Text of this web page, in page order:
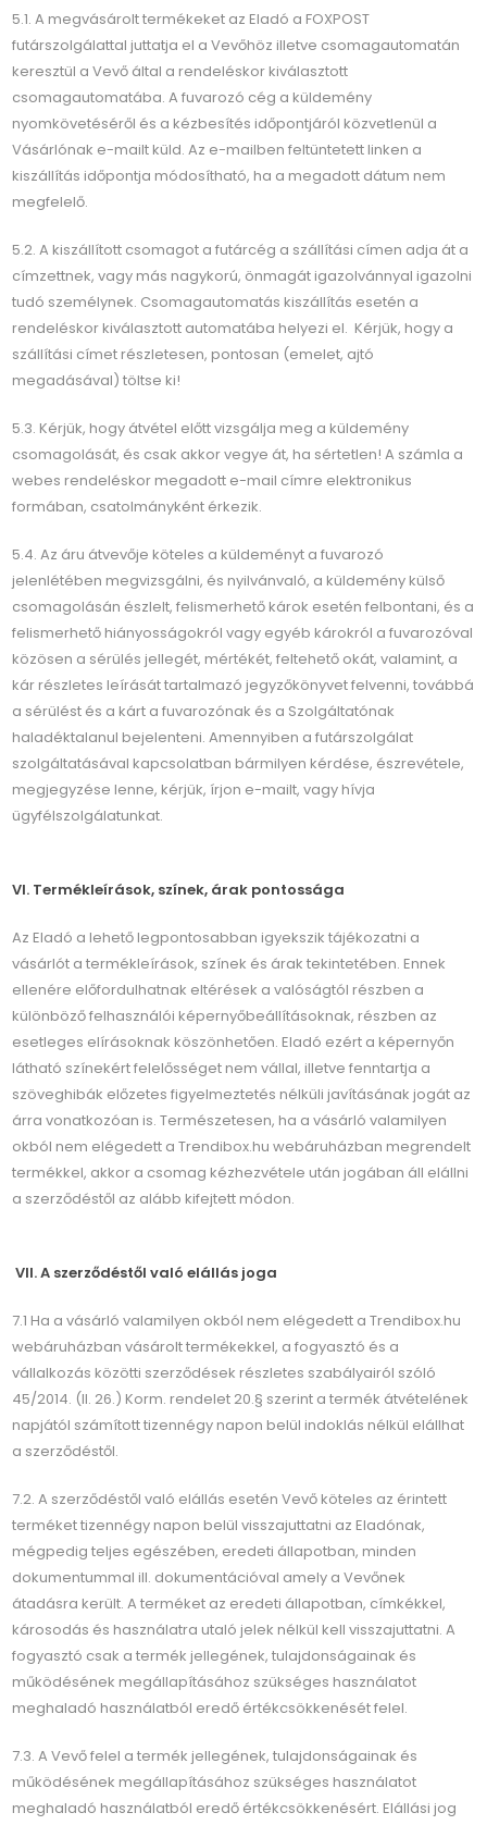
5.1. A megvásárolt termékeket az Eladó a FOXPOST
futárszolgálattal juttatja el a Vevőhöz illetve csomagautomatán
keresztül a Vevő által a rendeléskor kiválasztott
csomagautomatába. A fuvarozó cég a küldemény
nyomkövetéséről és a kézbesítés időpontjáról közvetlenül a
Vásárlónak e-mailt küld. Az e-mailben feltüntetett linken a
kiszállítás időpontja módosítható, ha a megadott dátum nem
megfelelő.
5.2. A kiszállított csomagot a futárcég a szállítási címen adja át a
címzettnek, vagy más nagykorú, önmagát igazolvánnyal igazolni
tudó személynek. Csomagautomatás kiszállítás esetén a
rendeléskor kiválasztott automatába helyezi el. Kérjük, hogy a
szállítási címet részletesen, pontosan (emelet, ajtó
megadásával) töltse ki!
5.3. Kérjük, hogy átvétel előtt vizsgálja meg a küldemény
csomagolását, és csak akkor vegye át, ha sértetlen! A számla a
webes rendeléskor megadott e-mail címre elektronikus
formában, csatolmányként érkezik.
5.4. Az áru átvevője köteles a küldeményt a fuvarozó
jelenlétében megvizsgálni, és nyilvánvaló, a küldemény külső
csomagolásán észlelt, felismerhető károk esetén felbontani, és a
felismerhető hiányosságokról vagy egyéb károkról a fuvarozóval
közösen a sérülés jellegét, mértékét, feltehető okát, valamint, a
kár részletes leírását tartalmazó jegyzőkönyvet felvenni, továbbá
a sérülést és a kárt a fuvarozónak és a Szolgáltatónak
haladéktalanul bejelenteni. Amennyiben a futárszolgálat
szolgáltatásával kapcsolatban bármilyen kérdése, észrevétele,
megjegyzése lenne, kérjük, írjon e-mailt, vagy hívja
ügyfélszolgálatunkat.
VI. Termékleírások, színek, árak pontossága
Az Eladó a lehető legpontosabban igyekszik tájékozatni a
vásárlót a termékleírások, színek és árak tekintetében. Ennek
ellenére előfordulhatnak eltérések a valóságtól részben a
különböző felhasználói képernyőbeállításoknak, részben az
esetleges elírásoknak köszönhetően. Eladó ezért a képernyőn
látható színekért felelősséget nem vállal, illetve fenntartja a
szöveghibák előzetes figyelmeztetés nélküli javításának jogát az
árra vonatkozóan is. Természetesen, ha a vásárló valamilyen
okból nem elégedett a Trendibox.hu webáruházban megrendelt
termékkel, akkor a csomag kézhezvétele után jogában áll elállni
a szerződéstől az alább kifejtett módon.
VII. A szerződéstől való elállás joga
7.1 Ha a vásárló valamilyen okból nem elégedett a Trendibox.hu
webáruházban vásárolt termékekkel, a fogyasztó és a
vállalkozás közötti szerződések részletes szabályairól szóló
45/2014. (II. 26.) Korm. rendelet 20.§ szerint a termék átvételének
napjától számított tizennégy napon belül indoklás nélkül elállhat
a szerződéstől.
7.2. A szerződéstől való elállás esetén Vevő köteles az érintett
terméket tizennégy napon belül visszajuttatni az Eladónak,
mégpedig teljes egészében, eredeti állapotban, minden
dokumentummal ill. dokumentációval amely a Vevőnek
átadásra került. A terméket az eredeti állapotban, címkékkel,
károsodás és használatra utaló jelek nélkül kell visszajuttatni. A
fogyasztó csak a termék jellegének, tulajdonságainak és
működésének megállapításához szükséges használatot
meghaladó használatból eredő értékcsökkenését felel.
7.3. A Vevő felel a termék jellegének, tulajdonságainak és
működésének megállapításához szükséges használatot
meghaladó használatból eredő értékcsökkenésért. Elállási jog